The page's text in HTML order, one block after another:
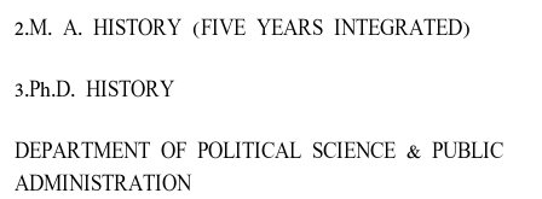
2.M. A. HISTORY (FIVE YEARS INTEGRATED)
3.Ph.D. HISTORY
DEPARTMENT OF POLITICAL SCIENCE & PUBLIC
ADMINISTRATION